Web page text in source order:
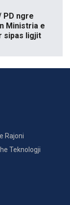
PD ngre
Ministria e
sipas ligjit
Rajoni
Teknologji